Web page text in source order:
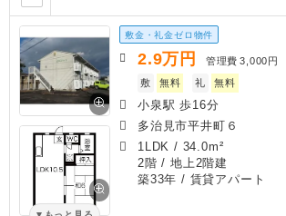
敷金・礼金ゼロ物件
2.9万円 管理費 3,000円
敷
無料 礼 無料
小泉駅 歩16分
多治見市平井町６
1LDK / 34.0m²
2階 / 地上2階建
築33年 / 賃貸アパート